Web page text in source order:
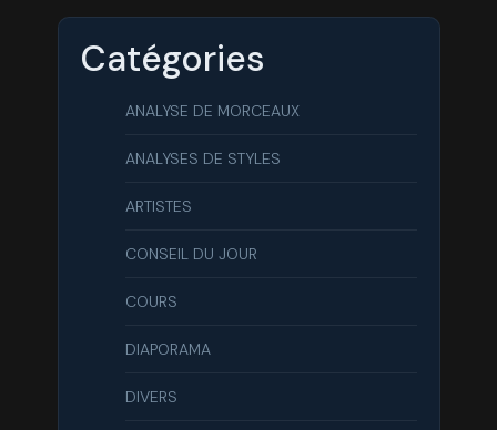
Catégories
ANALYSE DE MORCEAUX
ANALYSES DE STYLES
ARTISTES
CONSEIL DU JOUR
COURS
DIAPORAMA
DIVERS